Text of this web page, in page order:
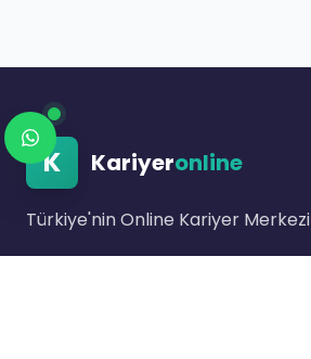
K Kariyeronline
Türkiye'nin Online Kariyer Merkezi